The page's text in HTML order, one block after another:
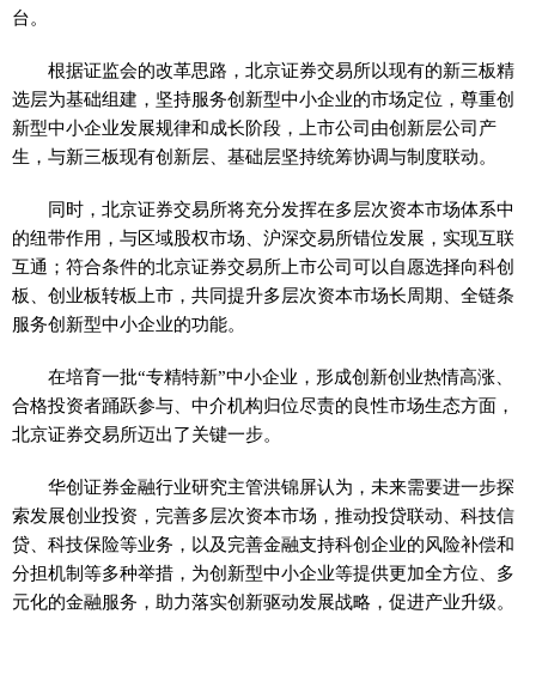
台。
根据证监会的改革思路，北京证券交易所以现有的新三板精
选层为基础组建，坚持服务创新型中小企业的市场定位，尊重创
新型中小企业发展规律和成长阶段，上市公司由创新层公司产
生，与新三板现有创新层、基础层坚持统筹协调与制度联动。
同时，北京证券交易所将充分发挥在多层次资本市场体系中
的纽带作用，与区域股权市场、沪深交易所错位发展，实现互联
互通；符合条件的北京证券交易所上市公司可以自愿选择向科创
板、创业板转板上市，共同提升多层次资本市场长周期、全链条
服务创新型中小企业的功能。
在培育一批“专精特新”中小企业，形成创新创业热情高涨、
合格投资者踊跃参与、中介机构归位尽责的良性市场生态方面，
北京证券交易所迈出了关键一步。
华创证券金融行业研究主管洪锦屏认为，未来需要进一步探
索发展创业投资，完善多层次资本市场，推动投贷联动、科技信
贷、科技保险等业务，以及完善金融支持科创企业的风险补偿和
分担机制等多种举措，为创新型中小企业等提供更加全方位、多
元化的金融服务，助力落实创新驱动发展战略，促进产业升级。